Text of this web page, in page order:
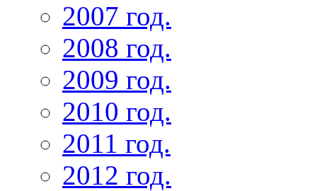
2007 год.
2008 год.
2009 год.
2010 год.
2011 год.
2012 год.